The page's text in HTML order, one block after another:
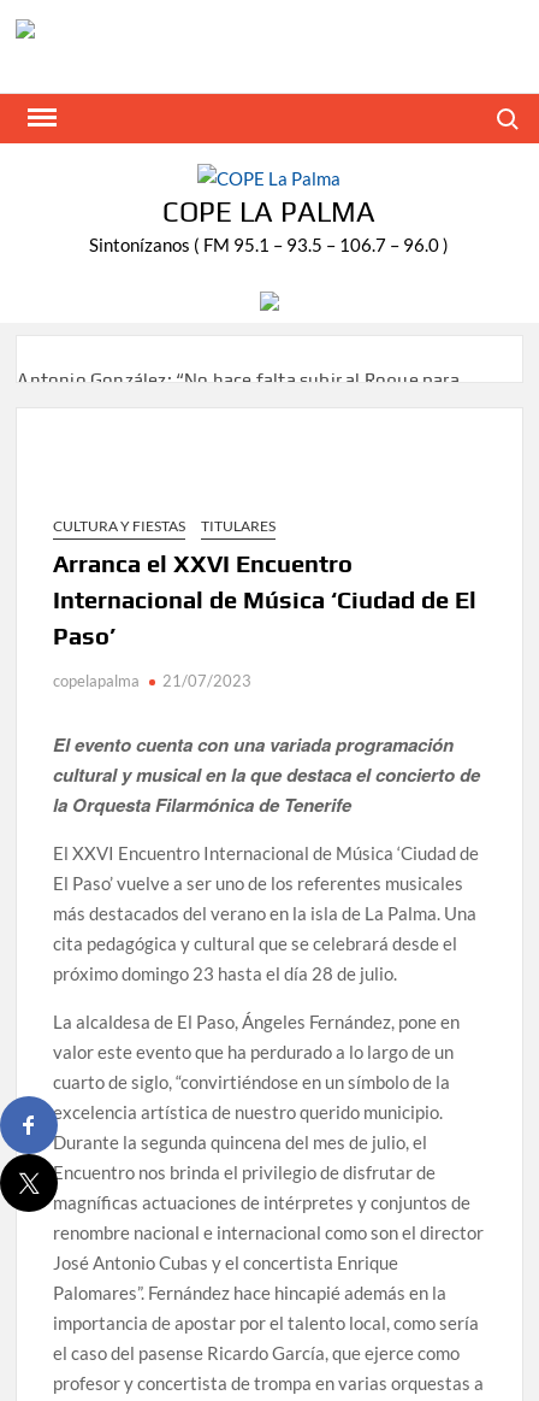
COPE LA PALMA
Sintonízanos ( FM 95.1 – 93.5 – 106.7 – 96.0 )
Antonio González: “No hace falta subir al Roque para
Tato Primera: “Quiero luchar por el título de campeón de
España y traer el cinturón a Canarias”
José Carlos Martín: “La Palma tendrá antes de 2030 un
torneo de ajedrez con 200 jugadores”
Víctor González destaca el papel del deporte como
David Ruiz rechaza las críticas de Nueva Canarias y
defiende que Tazacorte “avanza y cumple objetivos”
La Palma impulsa la inserción laboral de mujeres víctimas
Cruz de La Palma y refuerza el comercio local en su sexta
edición
Borja Perdomo acusa al Gobierno del Cabildo de falta de
planificación y exige respuestas sobre las pérdidas de
agua
Jacob Qadri reclama prioridad para los pacientes de las
islas no capitalinas derivados a hospitales de Tenerife
CULTURA Y FIESTAS TITULARES
Arranca el XXVI Encuentro
Internacional de Música ‘Ciudad de El
Paso’
copelapalma 21/07/2023
El evento cuenta con una variada programación
cultural y musical en la que destaca el concierto de
la Orquesta Filarmónica de Tenerife
El XXVI Encuentro Internacional de Música ‘Ciudad de
El Paso’ vuelve a ser uno de los referentes musicales
más destacados del verano en la isla de La Palma. Una
cita pedagógica y cultural que se celebrará desde el
próximo domingo 23 hasta el día 28 de julio.
La alcaldesa de El Paso, Ángeles Fernández, pone en
valor este evento que ha perdurado a lo largo de un
cuarto de siglo, “convirtiéndose en un símbolo de la
excelencia artística de nuestro querido municipio.
Durante la segunda quincena del mes de julio, el
Encuentro nos brinda el privilegio de disfrutar de
magníficas actuaciones de intérpretes y conjuntos de
renombre nacional e internacional como son el director
José Antonio Cubas y el concertista Enrique
Palomares”. Fernández hace hincapié además en la
importancia de apostar por el talento local, como sería
el caso del pasense Ricardo García, que ejerce como
profesor y concertista de trompa en varias orquestas a